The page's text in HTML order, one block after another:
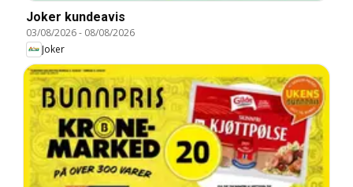
Joker kundeavis
03/08/2026- 08/08/2026
Joker